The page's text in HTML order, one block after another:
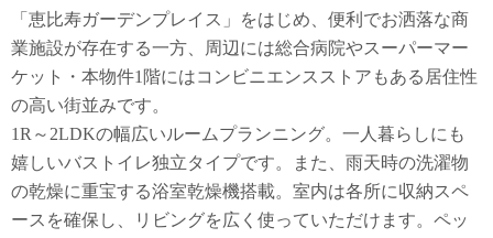
「恵比寿ガーデンプレイス」をはじめ、便利でお洒落な商
業施設が存在する一方、周辺には総合病院やスーパーマー
ケット・本物件1階にはコンビニエンスストアもある居住性
の高い街並みです。
1R～2LDKの幅広いルームプランニング。一人暮らしにも
嬉しいバストイレ独立タイプです。また、雨天時の洗濯物
の乾燥に重宝する浴室乾燥機搭載。室内は各所に収納スペ
ースを確保し、リビングを広く使っていただけます。ペッ